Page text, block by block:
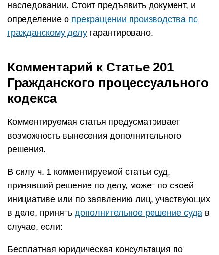
наследовании. Стоит предъявить документ, и
определение о прекращении производства по
гражданскому делу гарантировано.
Комментарий к Статье 201
Гражданского процессуального
кодекса
Комментируемая статья предусматривает
возможность вынесения дополнительного
решения.
В силу ч. 1 комментируемой статьи суд,
принявший решение по делу, может по своей
инициативе или по заявлению лиц, участвующих
в деле, принять дополнительное решение суда в
случае, если:
Бесплатная юридическая консультация по